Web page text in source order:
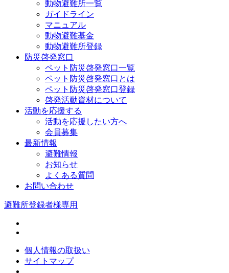
動物避難所一覧
ガイドライン
マニュアル
動物避難基金
動物避難所登録
防災啓発窓口
ペット防災啓発窓口一覧
ペット防災啓発窓口とは
ペット防災啓発窓口登録
啓発活動資材について
活動を応援する
活動を応援したい方へ
会員募集
最新情報
避難情報
お知らせ
よくある質問
お問い合わせ
避難所登録者様専用
個人情報の取扱い
サイトマップ